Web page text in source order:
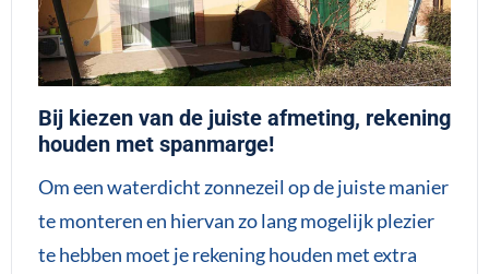
Bij kiezen van de juiste afmeting, rekening
houden met spanmarge!
Om een waterdicht zonnezeil op de juiste manier
te monteren en hiervan zo lang mogelijk plezier
te hebben moet je rekening houden met extra